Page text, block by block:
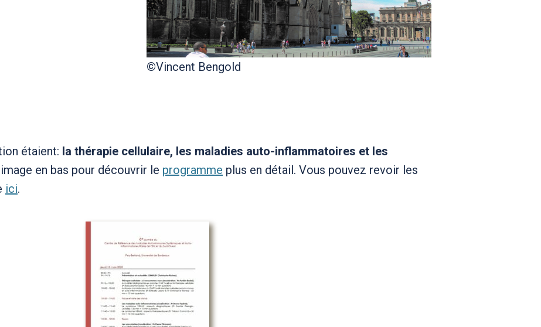
©Vincent Bengold
étaient: la thérapie cellulaire, les maladies auto-inflammatoires et les
en bas pour découvrir le programme plus en détail. Vous pouvez revoir les
ici.